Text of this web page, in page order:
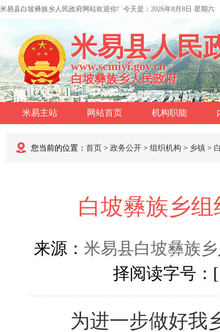
米易县白坡彝族乡人民政府网站欢迎你! 今天是： 2026年8月8日 星期六
米易县人民
www.scmiyi.gov.cn
白坡彝族乡人民政府
米易主站 网站首页 机构职能
您当前的位置： 首页 > 政务公开 > 组织机构 > 乡镇 >
白坡彝族乡
来源： 米易县白坡彝族
择阅读字号
为进一步做好我乡